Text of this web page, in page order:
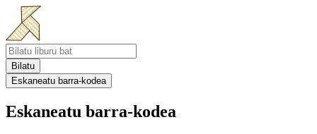
Bilatu
Eskaneatu barra-kodea
Eskaneatu barra-kodea